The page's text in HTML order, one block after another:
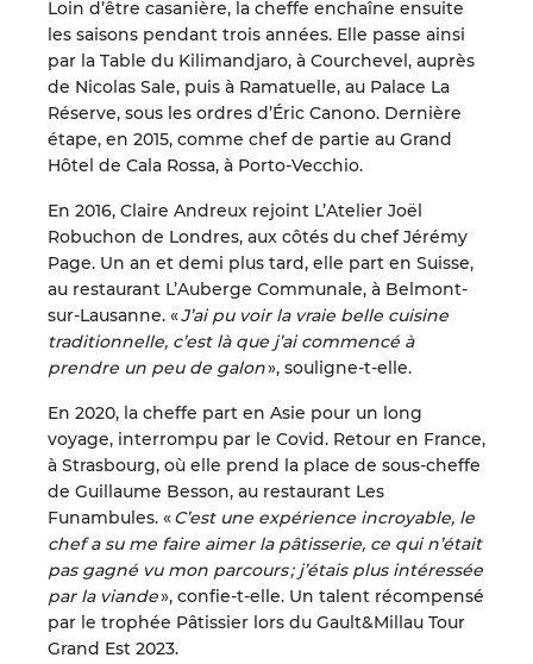
Loin d’être casanière, la cheffe enchaîne ensuite
les saisons pendant trois années. Elle passe ainsi
par la Table du Kilimandjaro, à Courchevel, auprès
de Nicolas Sale, puis à Ramatuelle, au Palace La
Réserve, sous les ordres d’Éric Canono. Dernière
étape, en 2015, comme chef de partie au Grand
Hôtel de Cala Rossa, à Porto-Vecchio.
En 2016, Claire Andreux rejoint L’Atelier Joël
Robuchon de Londres, aux côtés du chef Jérémy
Page. Un an et demi plus tard, elle part en Suisse,
au restaurant L’Auberge Communale, à Belmont-
sur-Lausanne. «J’ai pu voir la vraie belle cuisine
traditionnelle, c’est là que j’ai commencé à
prendre un peu de galon», souligne-t-elle.
En 2020, la cheffe part en Asie pour un long
voyage, interrompu par le Covid. Retour en France,
à Strasbourg, où elle prend la place de sous-cheffe
de Guillaume Besson, au restaurant Les
Funambules. «C’est une expérience incroyable, le
chef a su me faire aimer la pâtisserie, ce qui n’était
pas gagné vu mon parcours ; j’étais plus intéressée
par la viande», confie-t-elle. Un talent récompensé
par le trophée Pâtissier lors du Gault&Millau Tour
Grand Est 2023.